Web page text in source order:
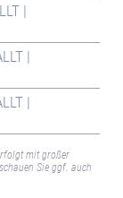
|
|
|
mit großer
Sie ggf. auch